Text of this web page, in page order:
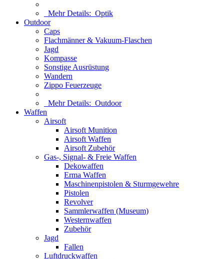
Mehr Details: Optik
Outdoor
Caps
Flachmänner & Vakuum-Flaschen
Jagd
Kompasse
Sonstige Ausrüstung
Wandern
Zippo Feuerzeuge
Mehr Details: Outdoor
Waffen
Airsoft
Airsoft Munition
Airsoft Waffen
Airsoft Zubehör
Gas-, Signal- & Freie Waffen
Dekowaffen
Erma Waffen
Maschinenpistolen & Sturmgewehre
Pistolen
Revolver
Sammlerwaffen (Museum)
Westernwaffen
Zubehör
Jagd
Fallen
Luftdruckwaffen